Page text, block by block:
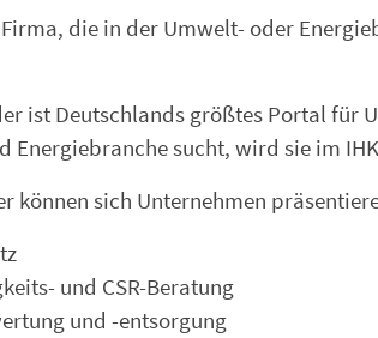
Firma, die in der Umwelt- oder
ist Deutschlands größtes Portal
Energiebranche sucht, wird sie im
können sich Unternehmen
und CSR-Beratung
und -entsorgung